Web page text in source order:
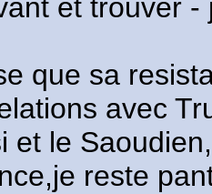
et trouver
que sa
avec
et le
reste